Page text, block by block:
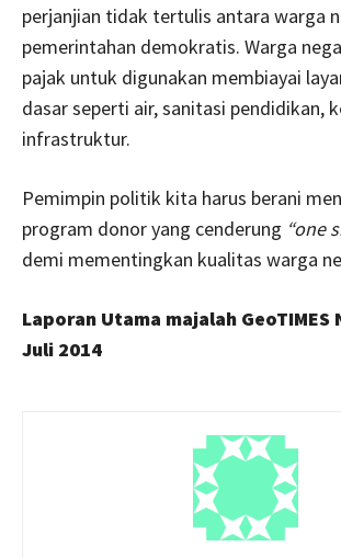
perjanjian tidak tertulis antara warga
pemerintahan demokratis. Warga
pajak untuk digunakan membiayai
dasar seperti air, sanitasi pendidikan,
infrastruktur.
Pemimpin politik kita harus berani
program donor yang cenderung “one
demi mementingkan kualitas warga
Laporan Utama majalah GeoTIMES
Juli 2014